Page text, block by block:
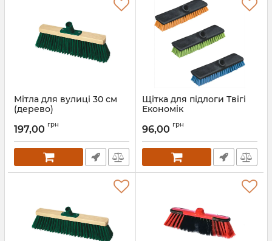
Мітла для вулиці 30 см
(дерево)
197,00 грн
Щітка для підлоги Твігі
Економік
96,00 грн